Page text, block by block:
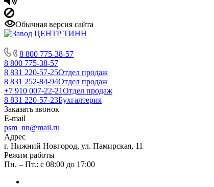
Обычная версия сайта
8 800 775-38-57
8 800 775-38-57
8 831 220-57-25Отдел продаж
8 831 252-84-94Отдел продаж
+7 910 007-22-21Отдел продаж
8 831 220-57-23Бухгалтерия
Заказать звонок
E-mail
psm_nn@mail.ru
Адрес
г. Нижний Новгород, ул. Памирская, 11
Режим работы
Пн. – Пт.: с 08:00 до 17:00